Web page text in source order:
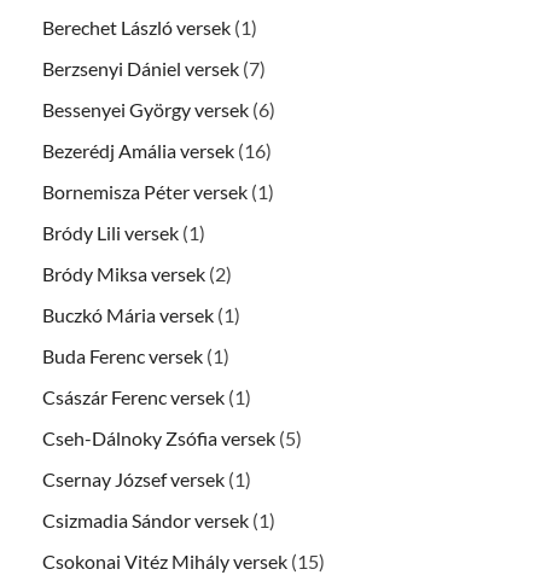
Berechet László versek (1)
Berzsenyi Dániel versek (7)
Bessenyei György versek (6)
Bezerédj Amália versek (16)
Bornemisza Péter versek (1)
Bródy Lili versek (1)
Bródy Miksa versek (2)
Buczkó Mária versek (1)
Buda Ferenc versek (1)
Császár Ferenc versek (1)
Cseh-Dálnoky Zsófia versek (5)
Csernay József versek (1)
Csizmadia Sándor versek (1)
Csokonai Vitéz Mihály versek (15)